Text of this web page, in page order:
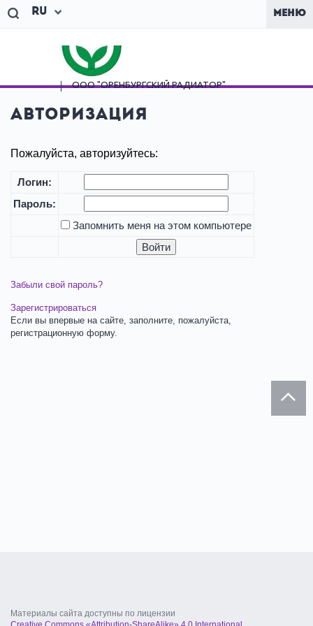
Ru МЕНЮ
ООО "ОРЕНБУРГСКИЙРАДИАТОР"
Авторизация
Пожалуйста, авторизуйтесь:
Логин:
Пароль:
Запомнить меня на этом компьютере
Забыли свой пароль?
Зарегистрироваться
Если вы впервые на сайте, заполните, пожалуйста,
регистрационную форму.
Материалы сайта доступны по лицензии